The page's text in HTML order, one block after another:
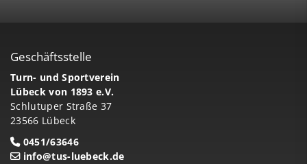
Geschäftsstelle
Turn- und Sportverein
Lübeck von 1893 e.V.
Schlutuper Straße 37
23566 Lübeck
0451/63646
info@tus-luebeck.de